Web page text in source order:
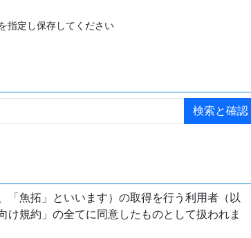
指定し保存してください
「魚拓」といいます）の取得を行う利用者（以
規約」の全てに同意したものとして扱われま